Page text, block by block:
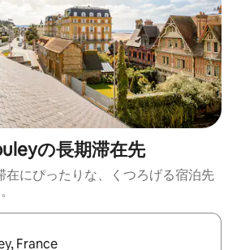
の長期滞在先
在にぴったりな、くつろげる宿泊先
たら、上下の矢印キーを使って移動するか